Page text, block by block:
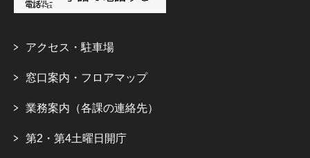
アクセス・駐車場
窓口案内・フロアマップ
業務案内（各課の連絡先）
第2・第4土曜日開庁